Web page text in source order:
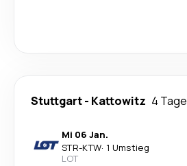
Stuttgart- Kattowitz 4 Tage
Mi 06 Jan.
STR-KTW· 1 Umstieg
LOT